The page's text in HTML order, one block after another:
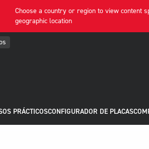
Choose a country or region to view content
geographic location
PRÁCTICOSCONFIGURADOR DE PLACAS